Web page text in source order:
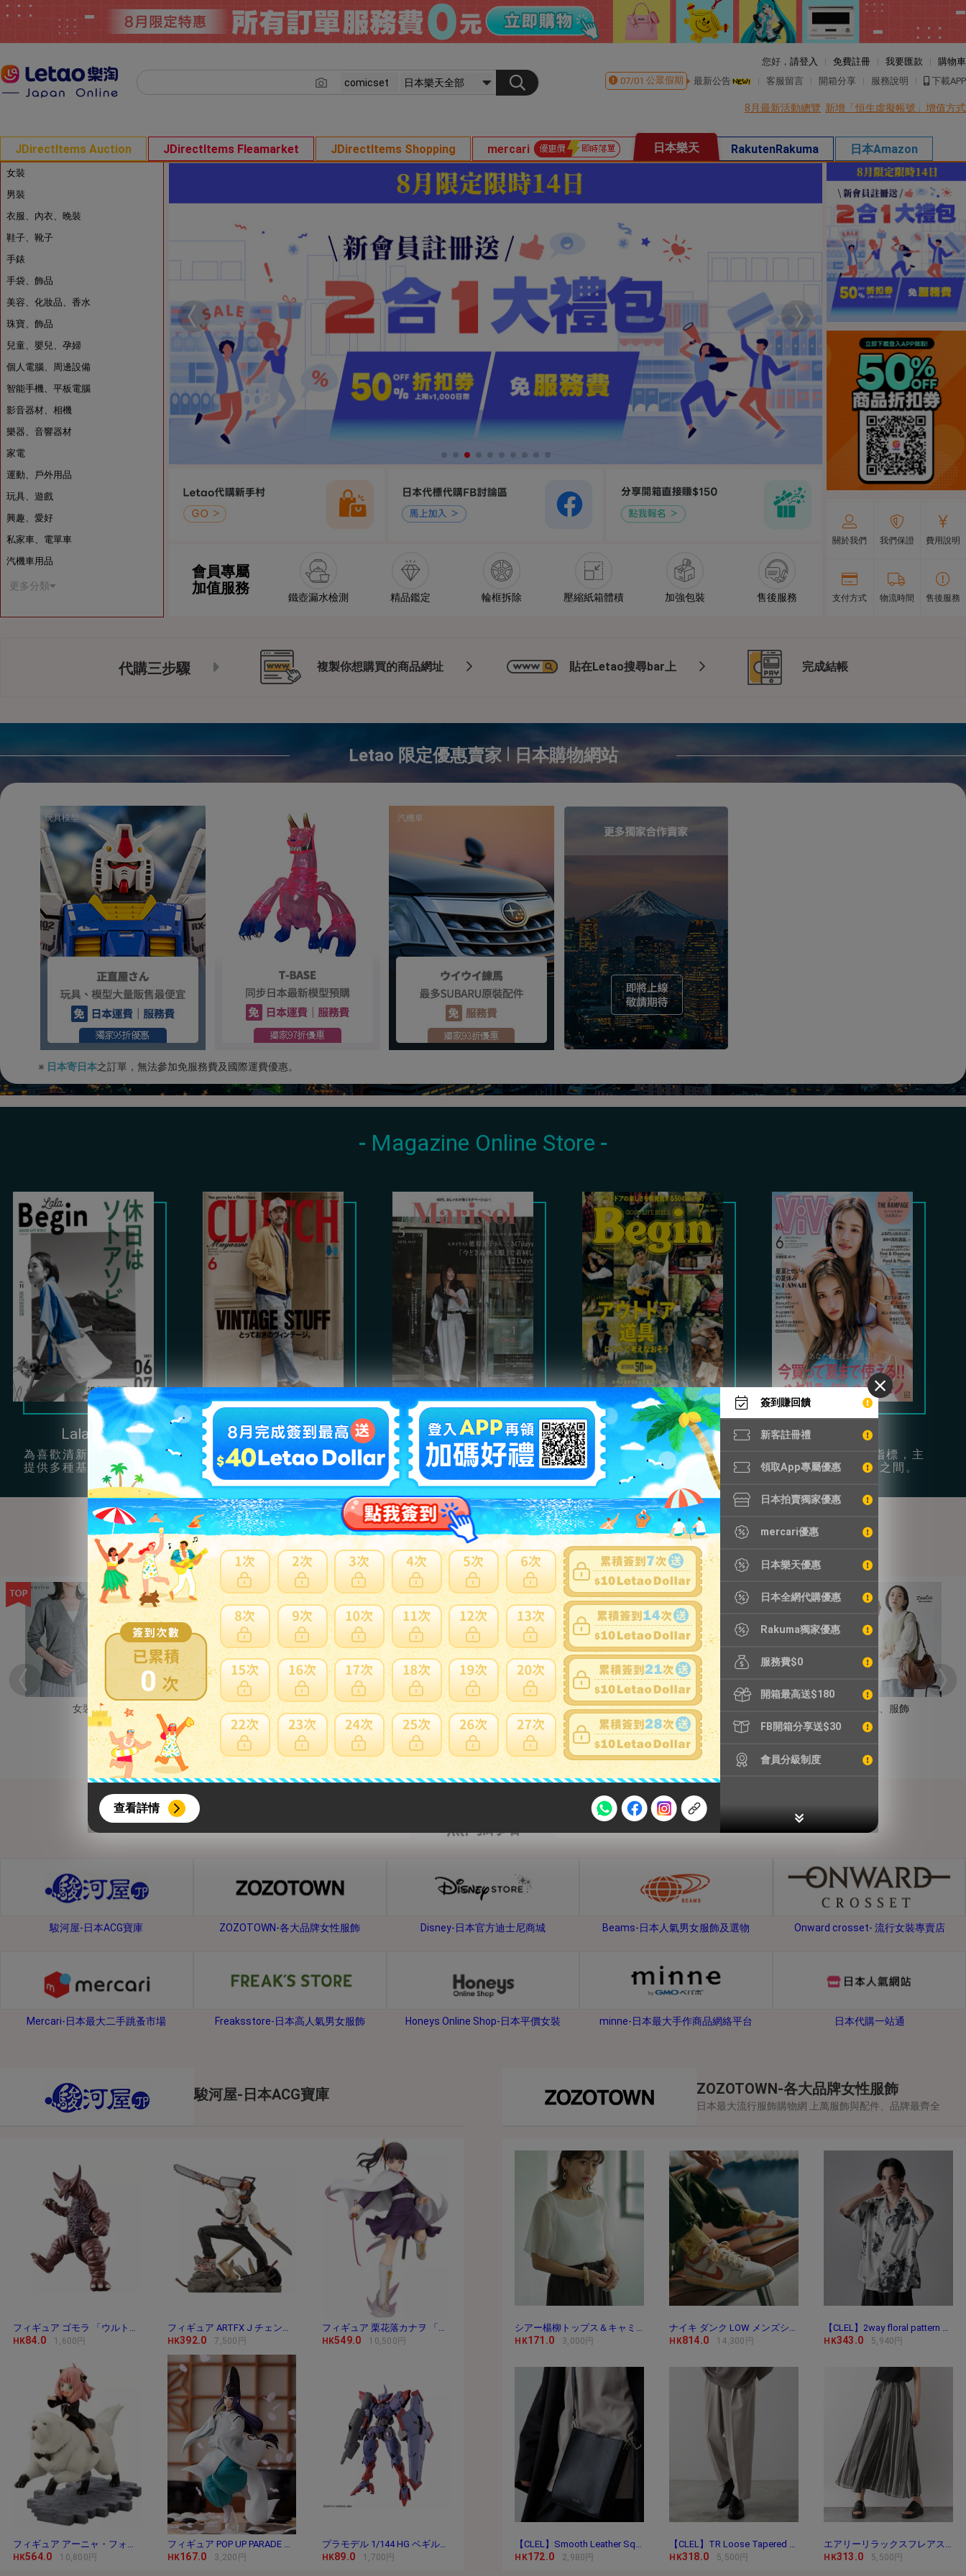
0
活動期間：
本月每完成簽到7次，系統會即時發放「$10 Letao Dollar」至會員帳戶中。
會員需完成手機認證才可參加本活動，若要參加APP加碼活動，可掃瞄QRcode下載APP。
與商品金額。
Letao Dollar不可用於購買商品為「門票、優惠券、住宿券、禮券、儲值卡……等等」、48小時外付款、
Letao 保有所有變更、修改或提前終止之權利，如有變更恕不另行通知，將以官網公告為準。
查看詳情
簽到賺回饋
新客註冊禮
領取App專屬優惠
日本拍賣獨家優惠
mercari優惠
日本樂天優惠
日本全網代購優惠
Rakuma獨家優惠
服務費$0
開箱最高送$180
FB開箱分享送$30
會員分級制度
您好， 請登入 免費註冊 我要匯款
購物車
07/01 公眾假期 最新公告 客服留言 開箱分享 服務說明 下載APP
8月最新活動總覽 新增「恒生虛擬帳號」增值方式
JDirectItems Auction JDirectItems Fleamarket JDirectItems Shopping mercari 日本樂天 RakutenRakuma 日本Amazon
女裝
男裝
衣服、內衣、晚裝
鞋子、靴子
手錶
手袋、飾品
美容、化妝品、香水
珠寶、飾品
兒童、嬰兒、孕婦
個人電腦、周邊設備
智能手機、平板電腦
影音器材、相機
樂器、音響器材
家電
運動、戶外用品
玩具、遊戲
興趣、愛好
私家車、電單車
汽機車用品
更多分類
會員專屬
加值服務
鐵壺漏水檢測 精品鑑定 輪框拆除 壓縮紙箱體積 加強包裝 售後服務
關於我們 我們保證 費用說明
支付方式 物流時間 售後服務
代購三步驟 複製你想購買的商品網址 貼在Letao搜尋bar上 完成結帳
Letao 限定優惠賣家|日本購物網站
玩具模型 汽機車
※ 日本寄日本之訂單，無法參加免服務費及國際運費優惠。
Magazine Online Store
Lala Begin
為喜歡清新簡約風的女孩
提供多種基本單品穿搭。
Clutch
提供很多充滿男性魅力的
復古服飾配件。
Marisol
氣質高雅都會風格，及職
場服裝、日常休閒穿搭。
Begin
以經典時尚和日常休閒為
主，提供豐富穿搭參考。
Vivi
年輕女性的流行指標，主
打可愛和成熟風之間。
熱門商品
女裝
男裝
內衣、睡衣 鞋子、靴子 手錶 包包、服飾
熱門網站
駿河屋-日本ACG寶庫 ZOZOTOWN-各大品牌女性服飾 Disney-日本官方迪士尼商城 Beams-日本人氣男女服飾及選物 Onward crosset- 流行女裝專賣店
Mercari-日本最大二手跳蚤市場 Freaksstore-日本高人氣男女服飾 Honeys Online Shop-日本平價女裝 minne-日本最大手作商品網絡平台 日本代購一站通
駿河屋-日本ACG寶庫
HK84.0 1,600円 HK392.0 7,500円 HK549.0 10,500円
HK564.0 10,800円 HK167.0 3,200円
プラモデル 1/144 HG ベギルペンデ 「機動戦士ガ
HK89.0 1,700円
ZOZOTOWN-各大品牌女性服飾
日本最大流行服飾購物網 上萬服飾與配件、品牌最齊全
HK171.0 3,000円 HK814.0 14,300円 HK343.0 5,940円
HK172.0 2,980円 HK318.0 5,500円 HK313.0 5,500円